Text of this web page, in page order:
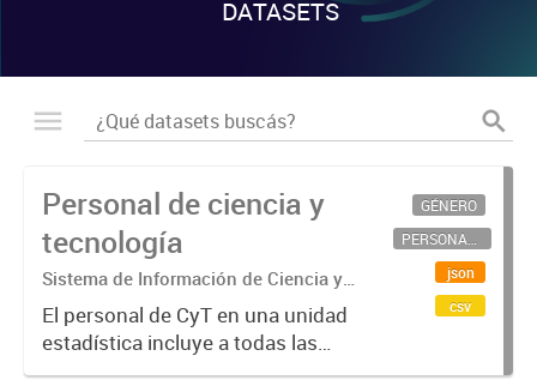
DATASETS
Personal de ciencia y
tecnología
Sistema de Información de Ciencia y
Tecnología Argentino (SICYTAR)
El personal de CyT en una unidad
estadística incluye a todas las
personas involucradas
GÉNERO
PERSONAL CIENTÍFICO-TECNOLÓGICO
json
csv